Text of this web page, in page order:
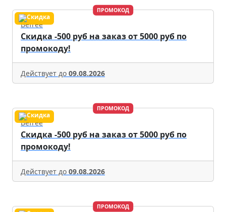
ПРОМОКОД
Befree
Скидка -500 руб на заказ от 5000 руб по
промокоду!
Действует до 09.08.2026
ПРОМОКОД
Befree
Скидка -500 руб на заказ от 5000 руб по
промокоду!
Действует до 09.08.2026
ПРОМОКОД